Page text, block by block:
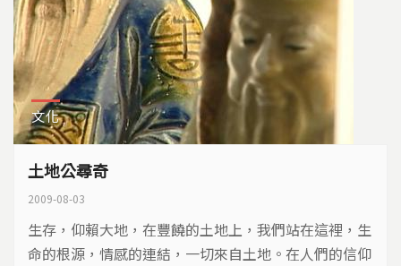
文化
土地公尋奇
2009-08-03
生存，仰賴大地，在豐饒的土地上，我們站在這裡，生
命的根源，情感的連結，一切來自土地。在人們的信仰